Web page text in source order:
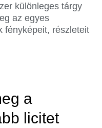
különleges tárgy
az egyes
fényképeit, részleteit
a
licitet